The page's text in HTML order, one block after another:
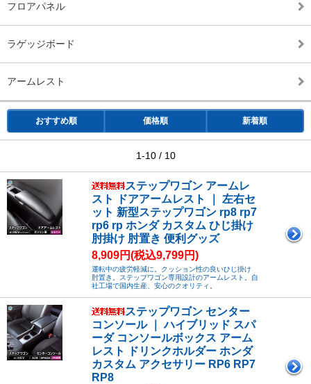
フロアパネル
ラゲッジボード
アームレスト
おすすめ順 価格順 新着順
1-10 / 10
ステップワゴン アームレ
スト ドアアームレスト ｜ 左右セ
ット 新型ステップワゴン rp8 rp7
rp6 rp ホンダ カスタム ひじ掛け
肘掛け 肘置き 便利グッズ
8,909円(税込9,799円)
運転中の疲労軽減に。クッション性の良いひじ掛け
肘置き。ステップワゴン専用設計のアームレスト。自
社工場で国内生産、安心のクオリティ。
ステップワゴン センター
コンソール ｜ ハイブリッド スパ
ーダ コンソールボックス アーム
レスト ドリンクホルダー ホンダ
カスタム アクセサリー RP6 RP7
RP8